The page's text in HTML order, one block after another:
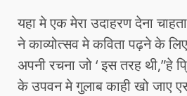
यहा मे एक मेरा उदाहरण देना
ने काव्योत्सव मे कविता पढ़ने के
अपनी रचना जो ‘ इस तरह थी,”हे
के उपवन मे गुलाब काही खो जाए